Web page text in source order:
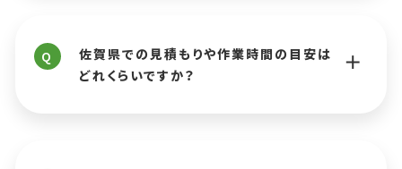
Q
佐賀県での見積もりや作業時間の目安は
どれくらいですか？